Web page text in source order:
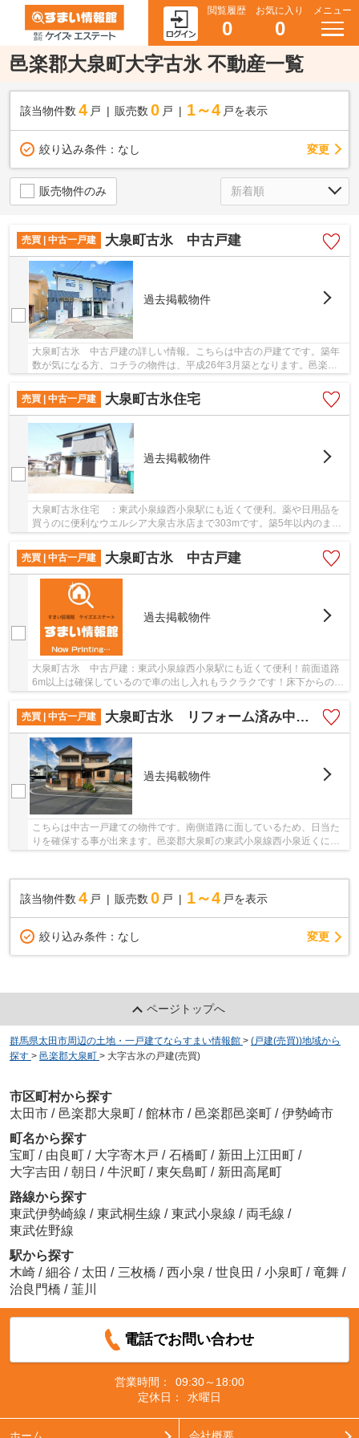
閲覧履歴
0
お気に入り
0
メニュー
邑楽郡大泉町大字古氷 不動産一覧
該当物件数 4 戸 販売数 0 戸 1～4 戸を表示
絞り込み条件： なし 変更
販売物件のみ
売買 | 中古一戸建 大泉町古氷 中古戸建
過去掲載物件
大泉町古氷 中古戸建の詳しい情報。こちらは中古の戸建てです。築年
数が気になる方、コチラの物件は、平成26年3月築となります。邑楽郡
売買 | 中古一戸建
大泉町古氷住宅
過去掲載物件
大泉町古氷住宅 ：東武小泉線西小泉駅にも近くて便利。薬や日用品を
買うのに便利なウエルシア大泉古氷店まで303mです。築5年以内のまだ
売買 | 中古一戸建
大泉町古氷 中古戸建
過去掲載物件
大泉町古氷 中古戸建：東武小泉線西小泉駅にも近くて便利！前面道路
6m以上は確保しているので車の出し入れもラクラクです！床下からの湿
売買 | 中古一戸建
大泉町古氷 リフォーム済み中古戸建
過去掲載物件
こちらは中古一戸建ての物件です。南側道路に面しているため、日当た
りを確保する事が出来ます。邑楽郡大泉町の東武小泉線西小泉近くにあ
該当物件数 4 戸 販売数 0 戸 1～4 戸を表示
絞り込み条件： なし 変更
ページトップへ
群馬県太田市周辺の土地・一戸建てならすまい情報館 > (戸建(売買))地域から
探す > 邑楽郡大泉町 > 大字古氷の戸建(売買)
市区町村から探す
太田市 / 邑楽郡大泉町 / 館林市 / 邑楽郡邑楽町 / 伊勢崎市
町名から探す
宝町 / 由良町 / 大字寄木戸 / 石橋町 / 新田上江田町 /
大字吉田 / 朝日 / 牛沢町 / 東矢島町 / 新田高尾町
路線から探す
東武伊勢崎線 / 東武桐生線 / 東武小泉線 / 両毛線 /
東武佐野線
駅から探す
木崎 / 細谷 / 太田 / 三枚橋 / 西小泉 / 世良田 / 小泉町 / 竜舞 /
治良門橋 / 韮川
電話でお問い合わせ
営業時間：
09:30～18:00
定休日：
水曜日